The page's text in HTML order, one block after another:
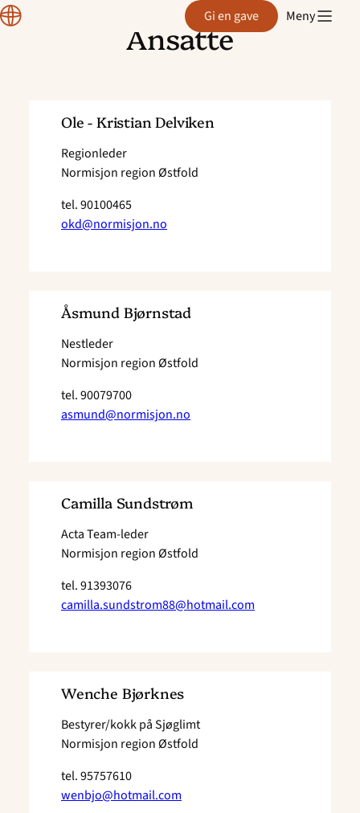
Region
Østfold Gi en gave Meny
Ansatte
Ole - Kristian Delviken
Regionleder
Normisjon region Østfold
tel.90100465
okd@normisjon.no
Åsmund Bjørnstad
Nestleder
Normisjon region Østfold
tel.90079700
asmund@normisjon.no
Camilla Sundstrøm
Acta Team-leder
Normisjon region Østfold
tel.91393076
camilla.sundstrom88@hotmail.com
Wenche Bjørknes
Bestyrer/kokk på Sjøglimt
Normisjon region Østfold
tel.95757610
wenbjo@hotmail.com